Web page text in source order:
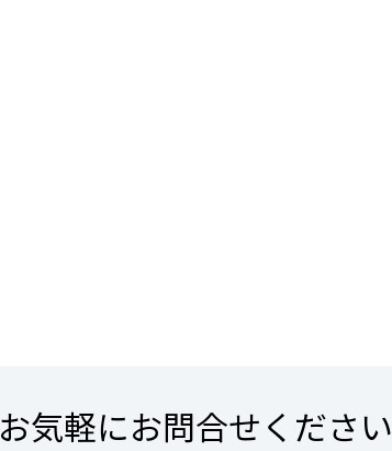
お気軽にお問合せください